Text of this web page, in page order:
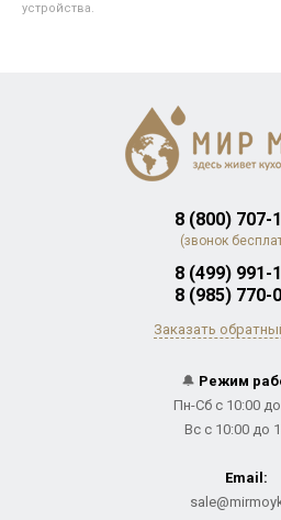
устройства.
8 (800) 707-
(звонок
8 (499) 991-
8 (985) 770-
Заказать
🔔 Режим
Пн-Сб с 10:00
Вс с 10:00 до
Email: